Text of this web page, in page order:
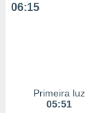
06:15
Primeira luz
05:51